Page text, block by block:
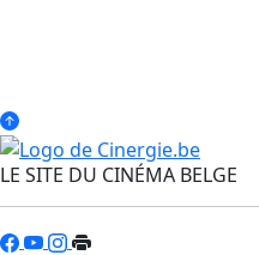
LE SITE DU CINÉMA BELGE